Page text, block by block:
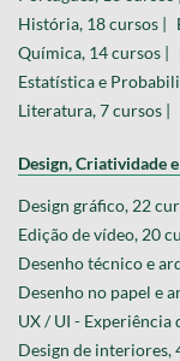
História, 18 cursos |
Química, 14 cursos |
Estatística e
Literatura, 7 cursos |
Design, Criatividade
Design gráfico, 22
Edição de vídeo, 20
Desenho técnico e
Desenho no papel e
UX / UI - Experiência
Design de interiores,